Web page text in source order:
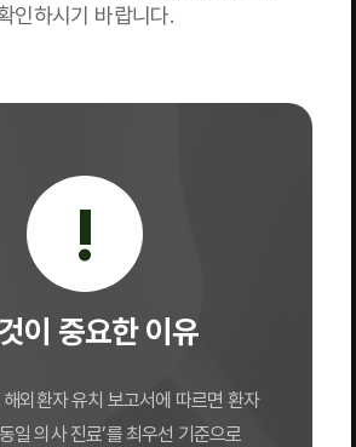
인하시기 바랍니다.
!
이 중요한 이유
외환자 유치 보고서에 따르면 환자
일 의사 진료’를 최우선 기준으로